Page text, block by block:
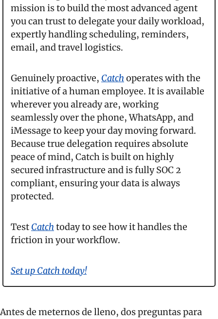
mission is to build the most advanced agent
you can trust to delegate your daily workload,
expertly handling scheduling, reminders,
email, and travel logistics.
Genuinely proactive, Catch operates with the
initiative of a human employee. It is available
wherever you already are, working
seamlessly over the phone, WhatsApp, and
iMessage to keep your day moving forward.
Because true delegation requires absolute
peace of mind, Catch is built on highly
secured infrastructure and is fully SOC 2
compliant, ensuring your data is always
protected.
Test Catch today to see how it handles the
friction in your workflow.
Set up Catch today!
Antes de meternos de lleno, dos preguntas para